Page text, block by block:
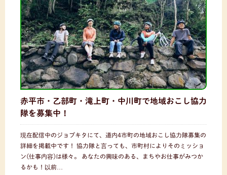
赤平市・乙部町・滝上町・中川町で地域おこし協力
隊を募集中！
現在配信中のジョブキタにて、道内4市町の地域おこし協力隊募集の
詳細を掲載中です！ 協力隊と言っても、市町村によりそのミッショ
ン(仕事内容)は様々。 あなたの興味のある、まちやお仕事がみつか
るかも！以前…